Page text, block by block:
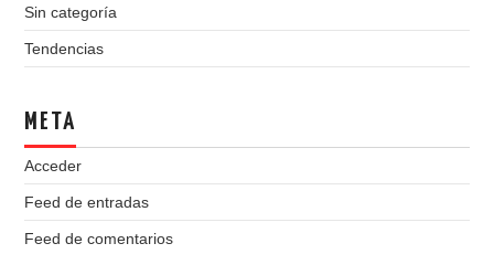
Sin categoría
Tendencias
META
Acceder
Feed de entradas
Feed de comentarios